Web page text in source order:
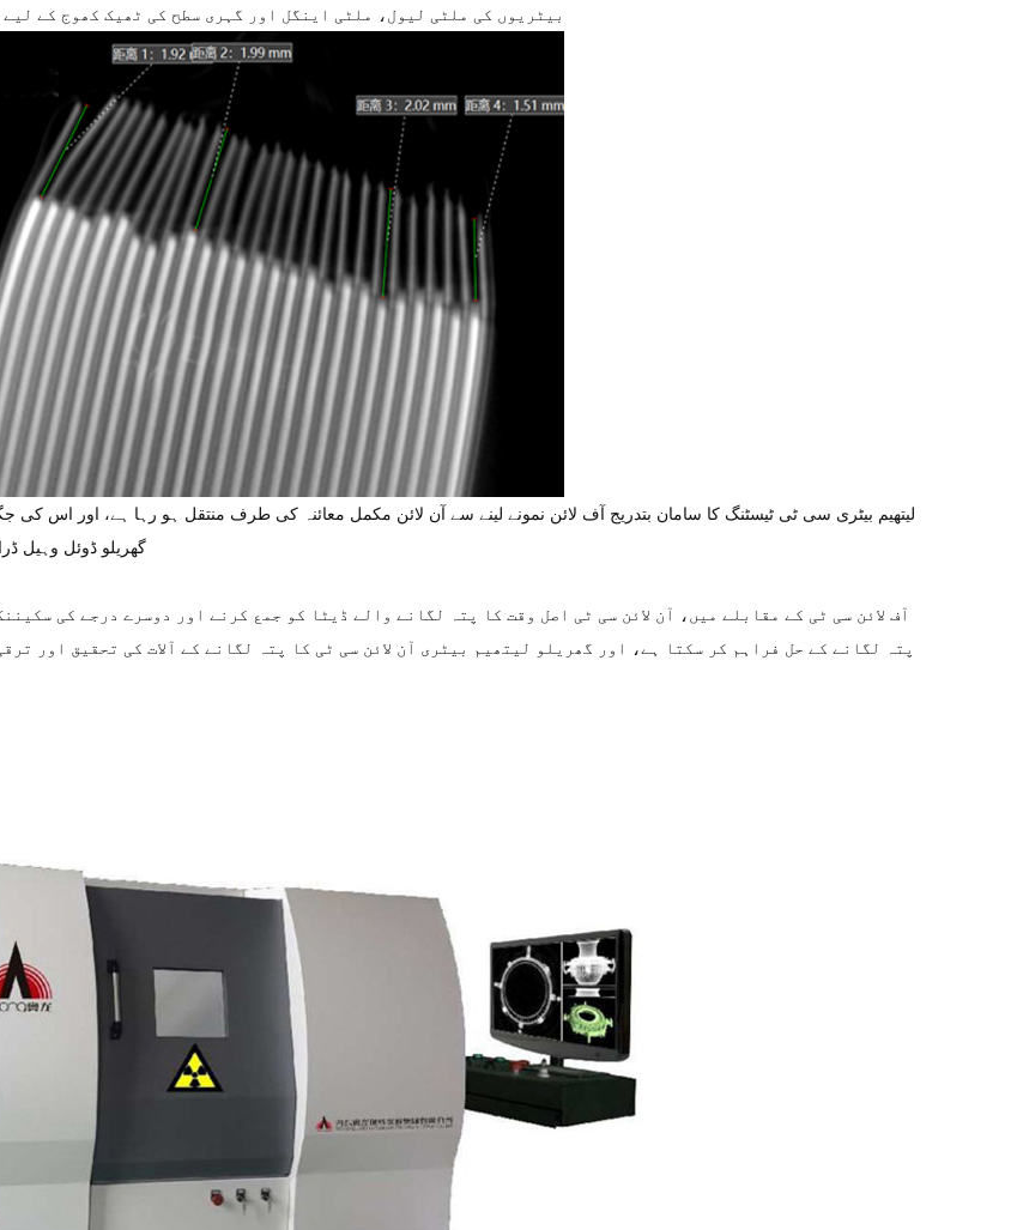
بیٹریوں کی ملٹی لیول، ملٹی اینگل اور گہری سطح کی ٹھیک کھوج کے لیے
لیتھیم بیٹری سی ٹی ٹیسٹنگ کا سامان بتدریج آف لائن نمونے لینے سے آن لائن مکمل معائنہ کی طرف منتقل ہو رہا ہے، اور اس کی
گھریلو ڈوئل وہیل
آف لائن سی ٹی کے مقابلے میں، آن لائن سی ٹی اصل وقت کا پتہ لگانے والے ڈیٹا کو جمع کرنے اور دوسرے درجے کی
پتہ لگانے کے حل فراہم کر سکتا ہے، اور گھریلو لیتھیم بیٹری آن لائن سی ٹی کا پتہ لگانے کے آلات کی تحقیق اور